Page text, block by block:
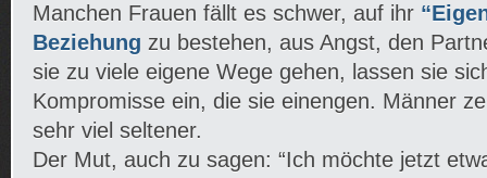
Manchen Frauen fällt es schwer, auf ihr
Beziehung zu bestehen, aus Angst, den
sie zu viele eigene Wege gehen, lassen sie
Kompromisse ein, die sie einengen. Männer
sehr viel seltener.
Der Mut, auch zu sagen: “Ich möchte jetzt